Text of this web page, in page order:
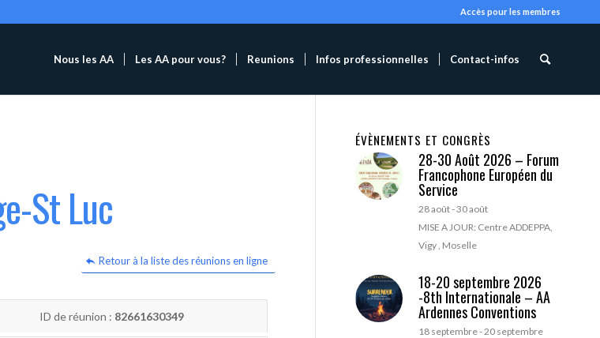
Accès pour les membres
Nous les AA Les AA pour vous? Reunions Infos professionnelles Contact-infos
St Luc
Retour à la liste des réunions en ligne
ID de réunion : 82661630349
ÉVÈNEMENTS ET CONGRÈS
28-30 Août 2026 – Forum
Francophone Européen du
Service
28 août-30 août
MISE A JOUR: Centre ADDEPPA,
Vigy , Moselle
18-20 septembre 2026
-8th Internationale – AA
Ardennes Conventions
18 septembre-20 septembre